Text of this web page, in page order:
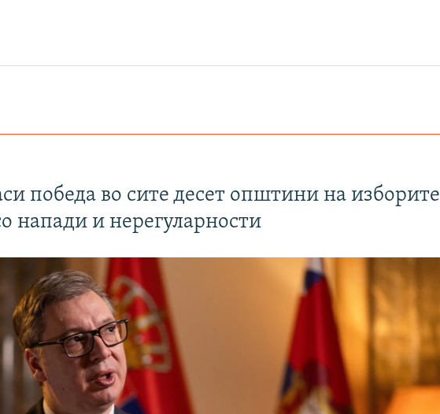
победа во сите десет општини на изборите
напади и нерегуларности